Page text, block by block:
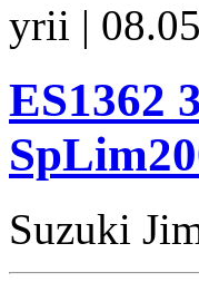
yrii |
ES1362
Suzuki